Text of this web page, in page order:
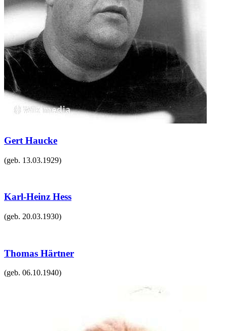
Gert Haucke
(geb. 13.03.1929)
Karl-Heinz Hess
(geb. 20.03.1930)
Thomas Härtner
(geb. 06.10.1940)